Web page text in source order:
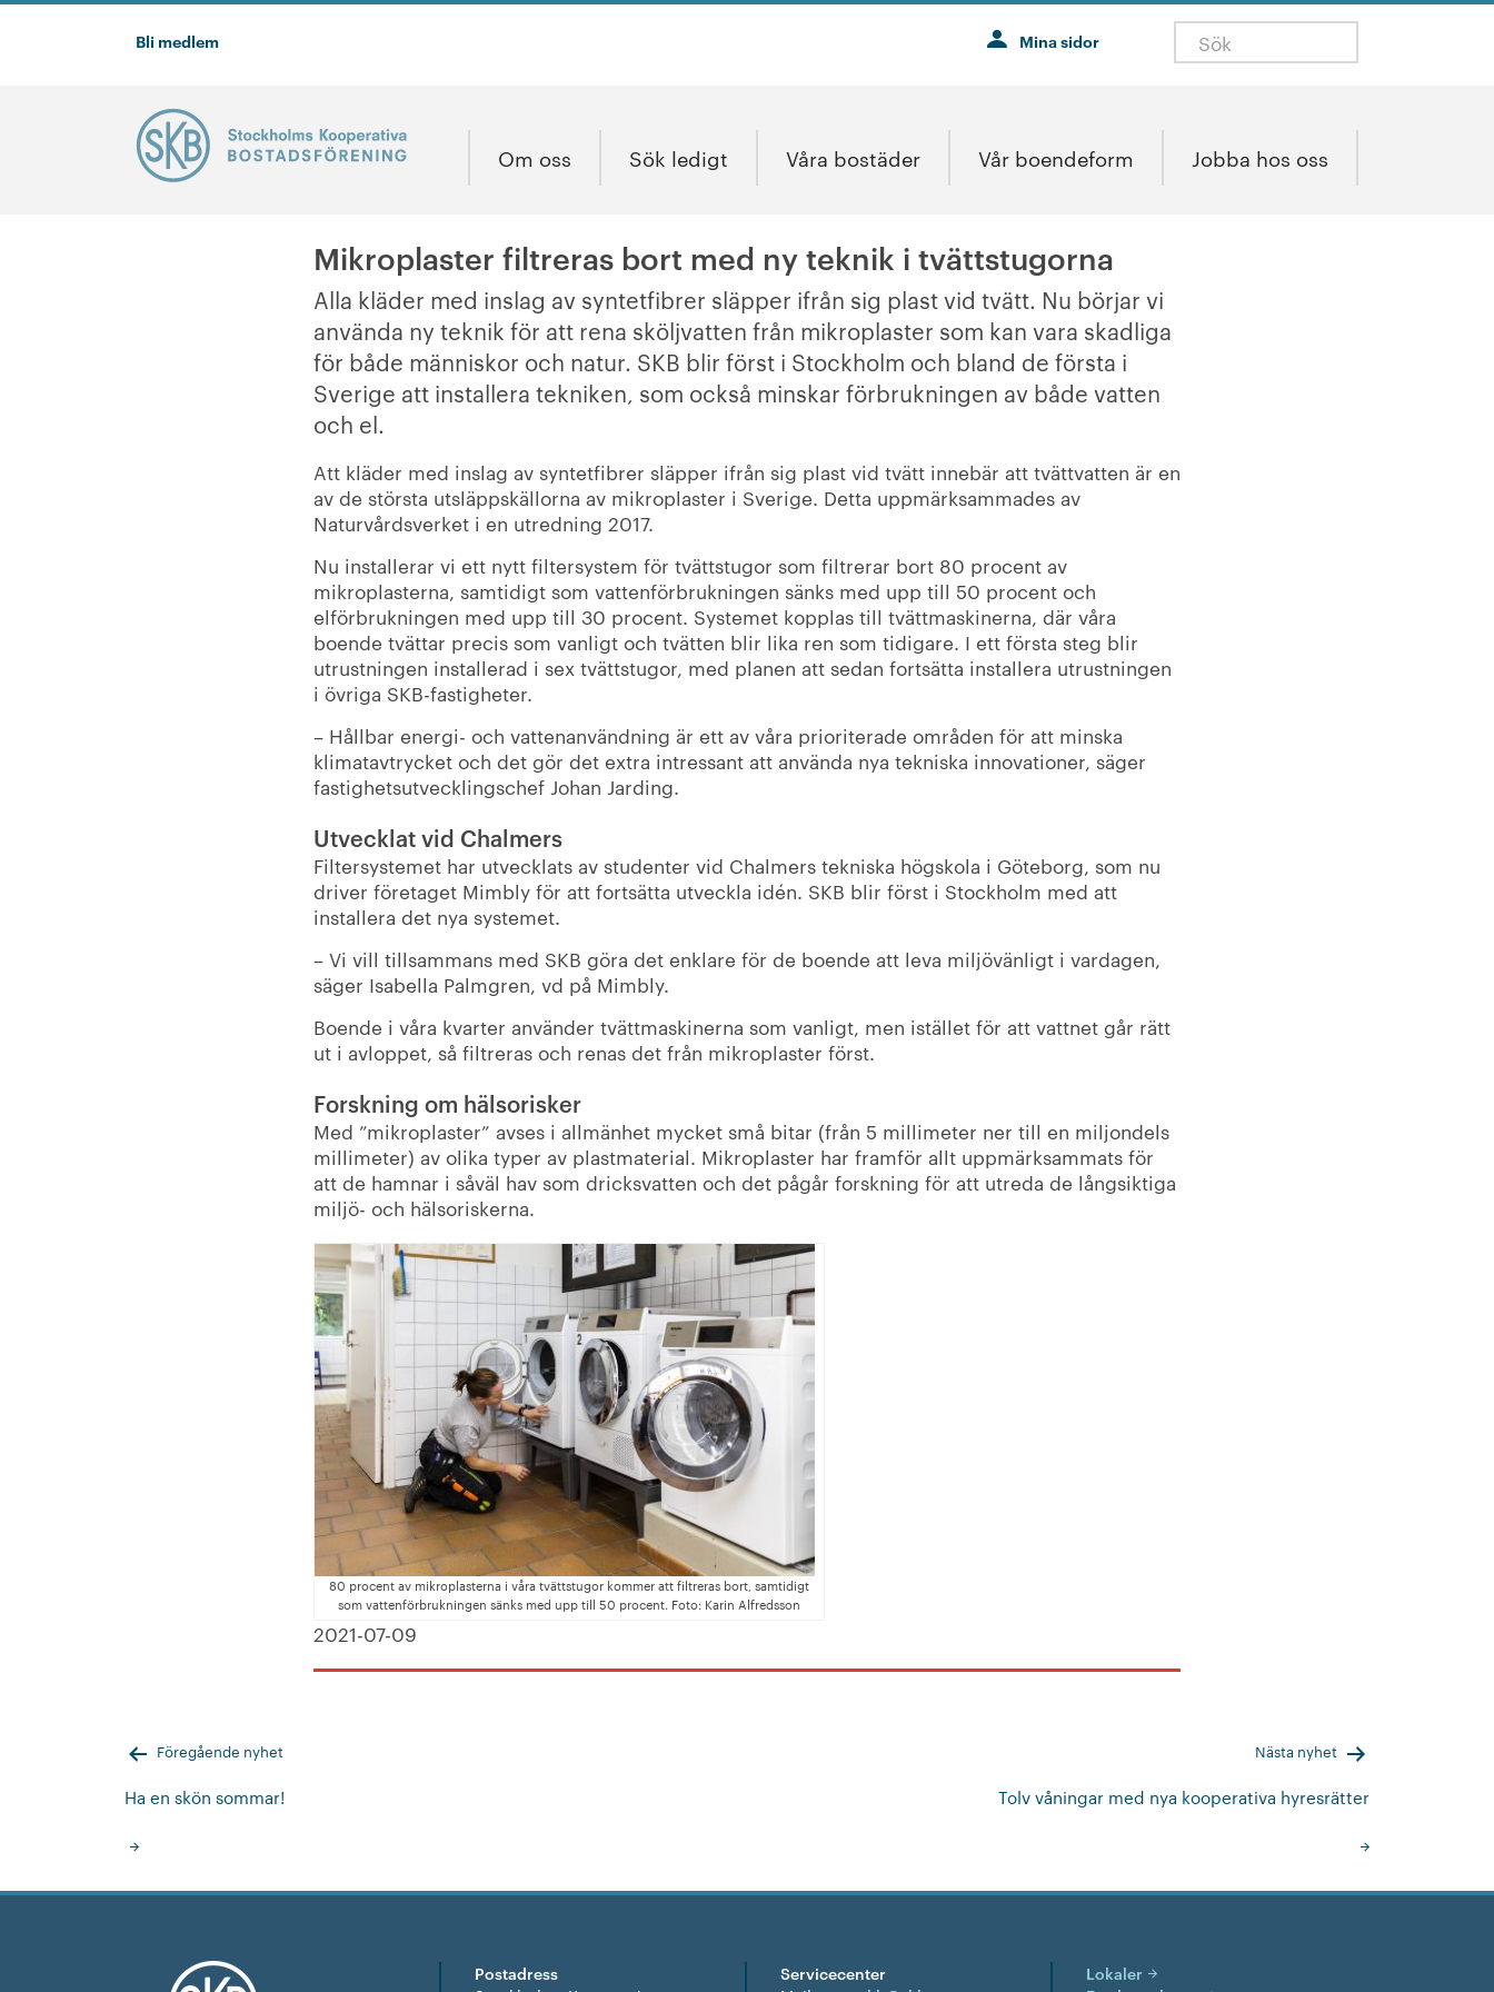
Bli medlem Mina sidor
Om oss Sök ledigt Våra bostäder Vår boendeform Jobba hos oss
Mikroplaster filtreras bort med ny teknik i tvättstugorna
Alla kläder med inslag av syntetfibrer släpper ifrån sig plast vid tvätt. Nu börjar vi
använda ny teknik för att rena sköljvatten från mikroplaster som kan vara skadliga
för både människor och natur. SKB blir först i Stockholm och bland de första i
Sverige att installera tekniken, som också minskar förbrukningen av både vatten
och el.
Att kläder med inslag av syntetfibrer släpper ifrån sig plast vid tvätt innebär att tvättvatten är en
av de största utsläppskällorna av mikroplaster i Sverige. Detta uppmärksammades av
Naturvårdsverket i en utredning 2017.
Nu installerar vi ett nytt filtersystem för tvättstugor som filtrerar bort 80 procent av
mikroplasterna, samtidigt som vattenförbrukningen sänks med upp till 50 procent och
elförbrukningen med upp till 30 procent. Systemet kopplas till tvättmaskinerna, där våra
boende tvättar precis som vanligt och tvätten blir lika ren som tidigare. I ett första steg blir
utrustningen installerad i sex tvättstugor, med planen att sedan fortsätta installera utrustningen
i övriga SKB-fastigheter.
– Hållbar energi- och vattenanvändning är ett av våra prioriterade områden för att minska
klimatavtrycket och det gör det extra intressant att använda nya tekniska innovationer, säger
fastighetsutvecklingschef Johan Jarding.
Utvecklat vid Chalmers
Filtersystemet har utvecklats av studenter vid Chalmers tekniska högskola i Göteborg, som nu
driver företaget Mimbly för att fortsätta utveckla idén. SKB blir först i Stockholm med att
installera det nya systemet.
– Vi vill tillsammans med SKB göra det enklare för de boende att leva miljövänligt i vardagen,
säger Isabella Palmgren, vd på Mimbly.
Boende i våra kvarter använder tvättmaskinerna som vanligt, men istället för att vattnet går rätt
ut i avloppet, så filtreras och renas det från mikroplaster först.
Forskning om hälsorisker
Med ”mikroplaster” avses i allmänhet mycket små bitar (från 5 millimeter ner till en miljondels
millimeter) av olika typer av plastmaterial. Mikroplaster har framför allt uppmärksammats för
att de hamnar i såväl hav som dricksvatten och det pågår forskning för att utreda de långsiktiga
miljö- och hälsoriskerna.
80 procent av mikroplasterna i våra tvättstugor kommer att filtreras bort, samtidigt
som vattenförbrukningen sänks med upp till 50 procent. Foto: Karin Alfredsson
2021-07-09
Inläggsnavigering
Föregående nyhet
Ha en skön sommar!
Nästa nyhet
Tolv våningar med nya kooperativa hyresrätter
Postadress Servicecenter
Lokaler